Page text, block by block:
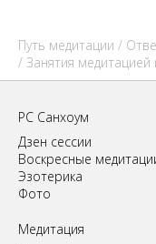
Путь медитации /
/ Занятия медитацией
РС Санхоум
Дзен сессии
Воскресные
Эзотерика
Фото
Медитация